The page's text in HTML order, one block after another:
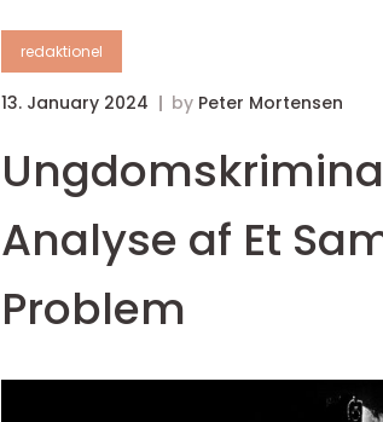
redaktionel
13. January 2024 by Peter Mortensen
Analyse af Et
Problem